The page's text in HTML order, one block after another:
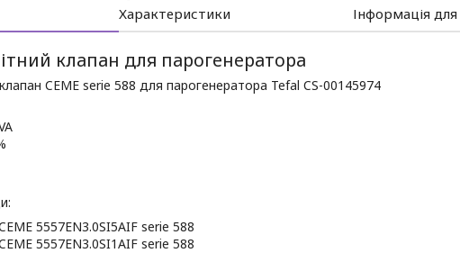
Характеристики Інформація
клапан для парогенератора
CEME serie 588 для парогенератора Tefal CS-00145974
5557EN3.0SI5AIF serie 588
5557EN3.0SI1AIF serie 588